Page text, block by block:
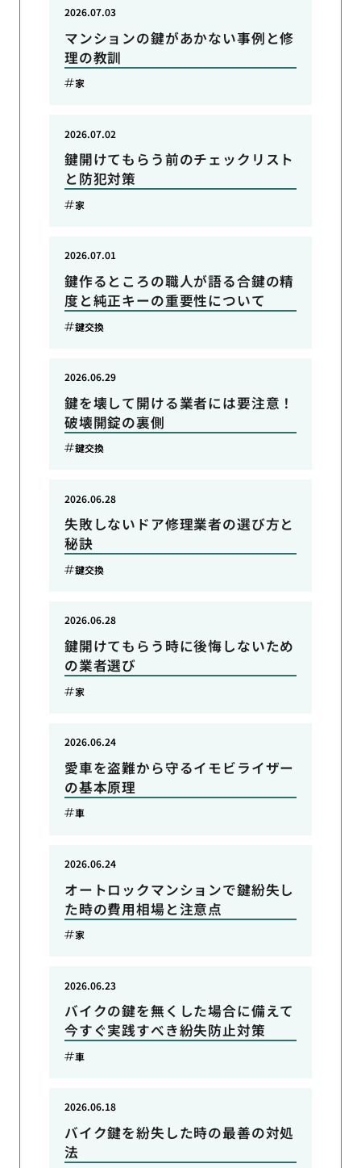
マンションの鍵があかない事例と修
理の教訓
2026.07.03
家
鍵開けてもらう前のチェックリスト
と防犯対策
2026.07.02
家
鍵作るところの職人が語る合鍵の精
度と純正キーの重要性について
2026.07.01
鍵交換
鍵を壊して開ける業者には要注意！
破壊開錠の裏側
2026.06.29
鍵交換
失敗しないドア修理業者の選び方と
秘訣
2026.06.28
鍵交換
鍵開けてもらう時に後悔しないため
の業者選び
2026.06.28
家
愛車を盗難から守るイモビライザー
の基本原理
2026.06.24
車
オートロックマンションで鍵紛失し
た時の費用相場と注意点
2026.06.24
家
バイクの鍵を無くした場合に備えて
今すぐ実践すべき紛失防止対策
2026.06.23
車
バイク鍵を紛失した時の最善の対処
法
2026.06.18